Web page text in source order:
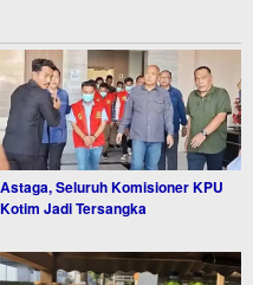
Astaga, Seluruh Komisioner KPU
Kotim Jadi Tersangka